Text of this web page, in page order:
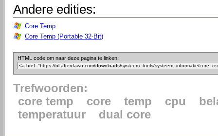
Andere edities:
Core Temp
Core Temp (Portable 32-Bit)
HTML code om naar deze pagina te linken:
Trefwoorden:
core temp
core temp cpu
temperatuur
dual core